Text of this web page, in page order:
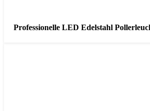
Professionelle LED Edelstahl